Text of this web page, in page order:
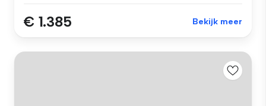
€ 1.385 Bekijk meer